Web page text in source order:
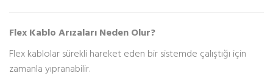
Flex Kablo Arızaları Neden Olur?
Flex kablolar sürekli hareket eden bir sistemde çalıştığı için
zamanla yıpranabilir.